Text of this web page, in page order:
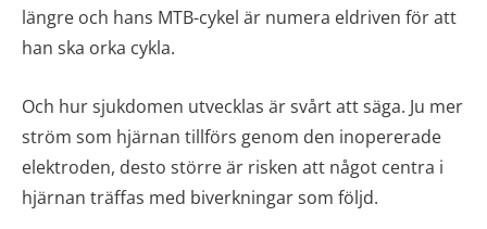
längre och hans MTB-cykel är numera eldriven för att
han ska orka cykla.
Och hur sjukdomen utvecklas är svårt att säga. Ju mer
ström som hjärnan tillförs genom den inopererade
elektroden, desto större är risken att något centra i
hjärnan träffas med biverkningar som följd.